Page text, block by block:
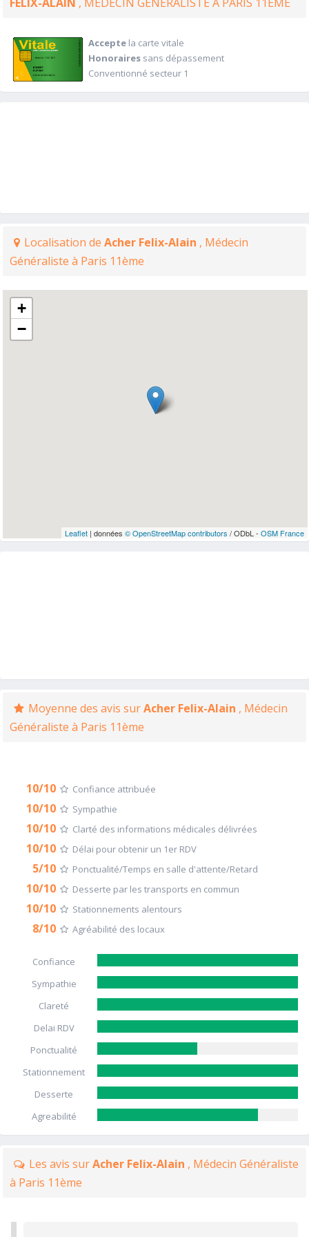
Acceptela carte vitale
Honorairessans dépassement
Conventionné secteur 1
Localisation de Acher Felix-Alain , Médecin
Généraliste à Paris 11ème
+
−
Leaflet| données © OpenStreetMap contributors / ODbL - OSM France
Moyenne des avis surAcher Felix-Alain , Médecin
Généraliste à Paris 11ème
10/10 Confiance attribuée
10/10 Sympathie
10/10 Clarté des informations médicales délivrées
10/10 Délai pour obtenir un 1er RDV
5/10 Ponctualité/Temps en salle d'attente/Retard
10/10 Desserte par les transports en commun
10/10 Stationnements alentours
8/10 Agréabilité des locaux
Confiance
Sympathie
Clareté
Delai RDV
Ponctualité
Stationnement
Desserte
Agreabilité
Les avis surAcher Felix-Alain , Médecin Généraliste
à Paris 11ème